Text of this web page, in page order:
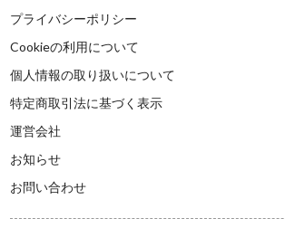
プライバシーポリシー
Cookieの利用について
個人情報の取り扱いについて
特定商取引法に基づく表示
運営会社
お知らせ
お問い合わせ